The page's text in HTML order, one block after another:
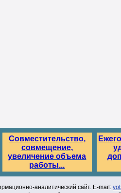
Совместительство,
совмещение,
увеличение объема
работы...
аналитический сайт. E-mail: